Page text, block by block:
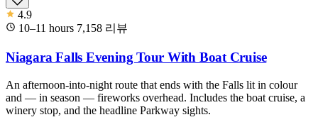
4.9
10–11 hours 7,158 리뷰
Niagara Falls Evening Tour With Boat Cruise
An afternoon-into-night route that ends with the Falls lit in colour
and — in season — fireworks overhead. Includes the boat cruise, a
winery stop, and the headline Parkway sights.